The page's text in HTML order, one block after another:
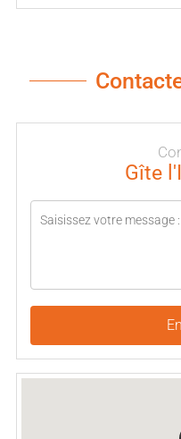
Gîte